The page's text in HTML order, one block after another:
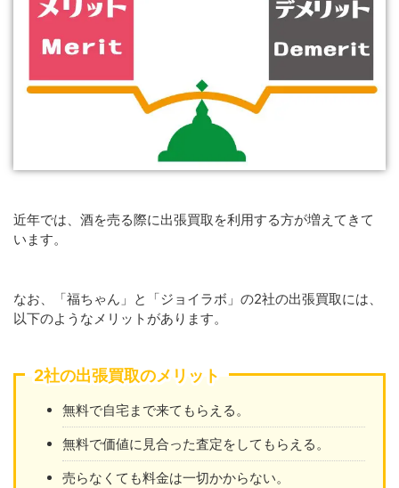
近年では、酒を売る際に出張買取を利用する方が増えてきて
います。
なお、「福ちゃん」と「ジョイラボ」の2社の出張買取には、
以下のようなメリットがあります。
2社の出張買取のメリット
無料で自宅まで来てもらえる。
無料で価値に見合った査定をしてもらえる。
売らなくても料金は一切かからない。